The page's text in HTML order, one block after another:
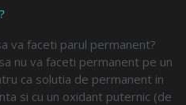
va faceti parul permanent?
nu va faceti permanent pe un
ca solutia de permanent in
si cu un oxidant puternic (de